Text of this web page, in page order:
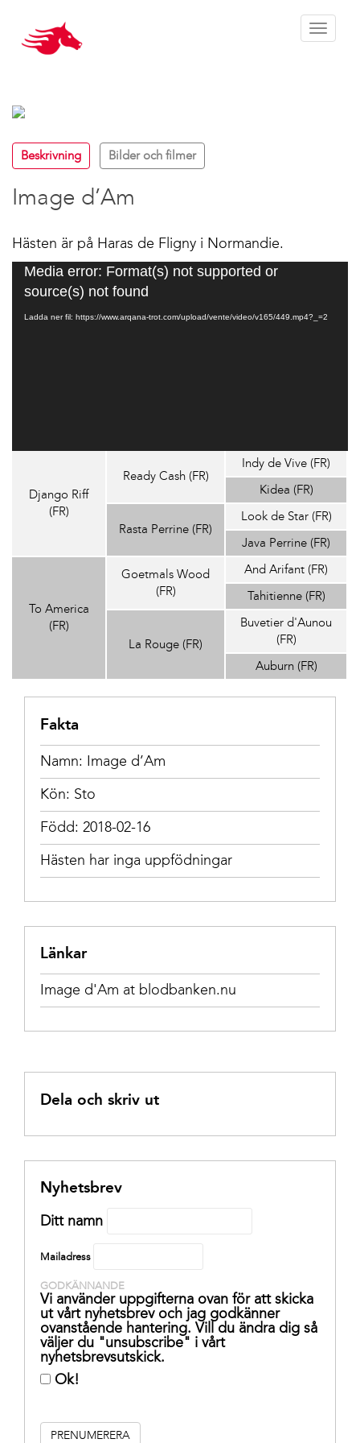
Toggle
Beskrivning Bilder och filmer
Image d’Am
Hästen är på Haras de Fligny i Normandie.
Videospelare
Media error: Format(s) not supported or
source(s) not found
Ladda ner fil: https://www.arqana-trot.com/upload/vente/video/v165/449.mp4?_=2
Django Riff
(FR)
Ready Cash (FR)
Indy de Vive (FR)
Kidea (FR)
Rasta Perrine (FR)
Look de Star (FR)
Java Perrine (FR)
To America
(FR)
Goetmals Wood
(FR)
And Arifant (FR)
Tahitienne (FR)
La Rouge (FR)
Buvetier d'Aunou
(FR)
Auburn (FR)
Fakta
Namn: Image d’Am
Kön: Sto
Född: 2018-02-16
Hästen har inga uppfödningar
Länkar
Image d'Am at blodbanken.nu
Dela och skriv ut
Nyhetsbrev
Ditt namn
Mailadress
GODKÄNNANDE
Vi använder uppgifterna ovan för att skicka
ut vårt nyhetsbrev och jag godkänner
ovanstående hantering. Vill du ändra dig så
väljer du "unsubscribe" i vårt
nyhetsbrevsutskick.
Ok!